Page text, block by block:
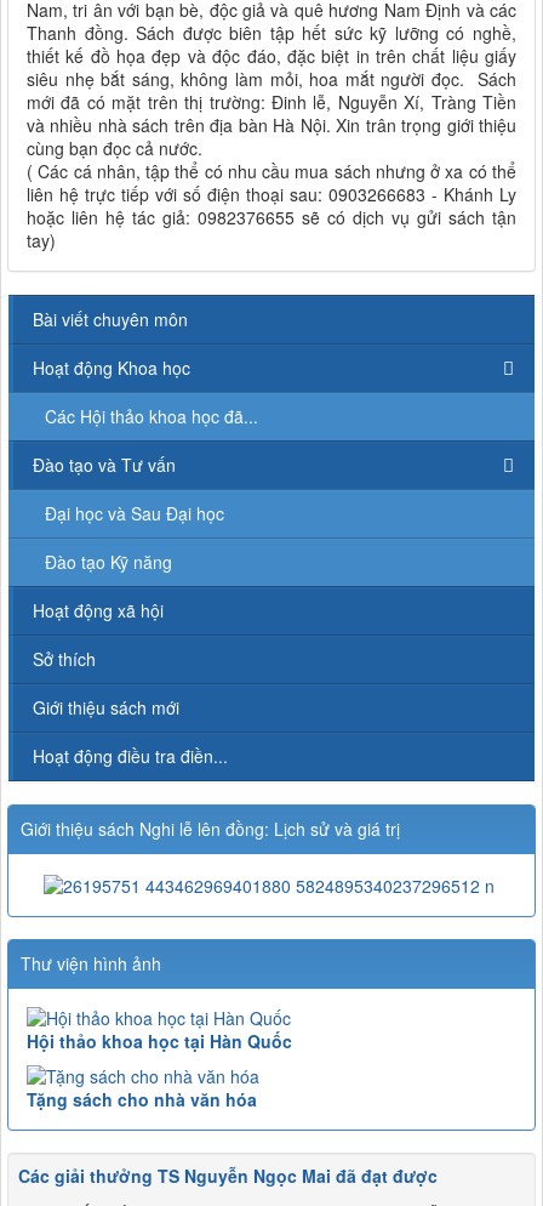
Nam, tri ân với bạn bè, độc giả và quê hương Nam Định và các
Thanh đồng. Sách được biên tập hết sức kỹ lưỡng có nghề,
thiết kế đồ họa đẹp và độc đáo, đặc biệt in trên chất liệu giấy
siêu nhẹ bắt sáng, không làm mỏi, hoa mắt người đọc. Sách
mới đã có mặt trên thị trường: Đinh lễ, Nguyễn Xí, Tràng Tiền
và nhiều nhà sách trên địa bàn Hà Nội. Xin trân trọng giới thiệu
cùng bạn đọc cả nước.
( Các cá nhân, tập thể có nhu cầu mua sách nhưng ở xa có thể
liên hệ trực tiếp với số điện thoại sau: 0903266683 - Khánh Ly
hoặc liên hệ tác giả: 0982376655 sẽ có dịch vụ gửi sách tận
tay)
Bài viết chuyên môn
Hoạt động Khoa học
Các Hội thảo khoa học đã...
Đào tạo và Tư vấn
Đại học và Sau Đại học
Đào tạo Kỹ năng
Hoạt động xã hội
Sở thích
Giới thiệu sách mới
Hoạt động điều tra điền...
Giới thiệu sách Nghi lễ lên đồng: Lịch sử và giá trị
Thư viện hình ảnh
Hội thảo khoa học tại Hàn Quốc
Tặng sách cho nhà văn hóa
Các giải thưởng TS Nguyễn Ngọc Mai đã đạt được